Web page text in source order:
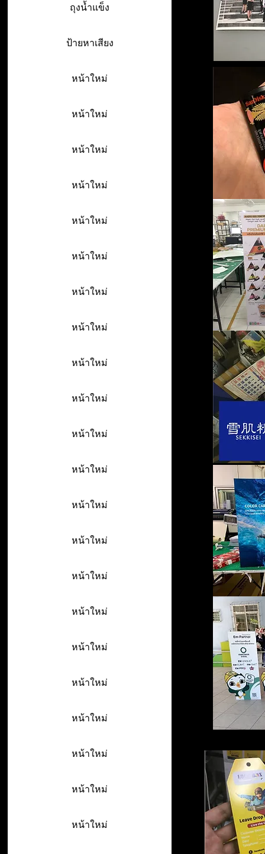
ถุงน้ำแข็ง
ป้ายหาเสียง
หน้าใหม่
หน้าใหม่
หน้าใหม่
หน้าใหม่
หน้าใหม่
หน้าใหม่
หน้าใหม่
หน้าใหม่
หน้าใหม่
หน้าใหม่
หน้าใหม่
หน้าใหม่
หน้าใหม่
หน้าใหม่
หน้าใหม่
หน้าใหม่
หน้าใหม่
หน้าใหม่
หน้าใหม่
หน้าใหม่
หน้าใหม่
หน้าใหม่